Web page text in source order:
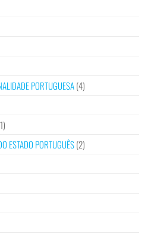
PORTUGUESA(4)
ESTADO PORTUGUÊS(2)